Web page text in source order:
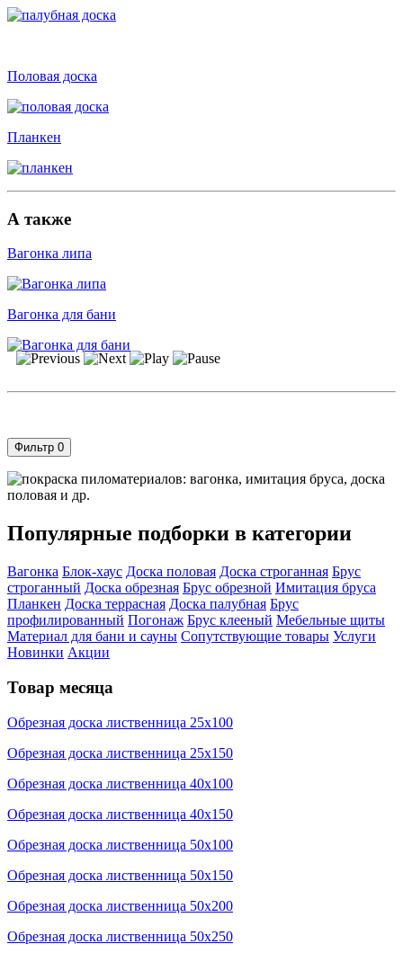
Половая доска
Планкен
А также
Вагонка липа
Вагонка для бани
Фильтр 0
Популярные подборки в категории
Вагонка Блок-хаус Доска половая Доска строганная Брус
строганный Доска обрезная Брус обрезной Имитация бруса
Планкен Доска террасная Доска палубная Брус
профилированный Погонаж Брус клееный Мебельные щиты
Материал для бани и сауны Сопутствующие товары Услуги
Новинки Акции
Товар месяца
Обрезная доска лиственница 25х100
Обрезная доска лиственница 25х150
Обрезная доска лиственница 40х100
Обрезная доска лиственница 40х150
Обрезная доска лиственница 50х100
Обрезная доска лиственница 50х150
Обрезная доска лиственница 50х200
Обрезная доска лиственница 50х250